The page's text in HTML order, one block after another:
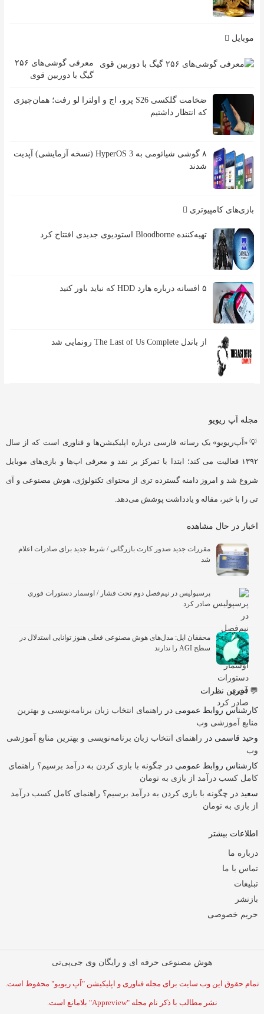
موبایل
معرفی گوشی‌های ۲۵۶
گیگ با دوربین قوی
ضخامت گلکسی S26 پرو، اج و اولترا لو رفت؛ همان‌چیزی
که انتظار داشتیم
۸ گوشی شیائومی به HyperOS 3 (نسخه آزمایشی) آپدیت
شدند
بازی‌های کامپیوتری
تهیه‌کننده Bloodborne استودیوی جدیدی افتتاح کرد
۵ افسانه درباره هارد HDD که نباید باور کنید
از باندل The Last of Us Complete رونمایی شد
مجله اَپ ریویو
💡« اَپ‌ریویو» یک رسانه فارسی درباره اپلیکیشن‌ها و فناوری است که از سال
۱۳۹۲ فعالیت می کند؛ ابتدا با تمرکز بر نقد و معرفی اپ‌ها و بازی‌های موبایل
شروع شد و امروز دامنه گسترده تری از محتوای تکنولوژی، هوش مصنوعی و آی
تی را با خبر، مقاله و یادداشت پوشش می‌دهد.
اخبار در حال مشاهده
مقررات جدید صدور کارت بازرگانی / شرط جدید برای صادرات اعلام
شد
پرسپولیس در نیم‌فصل دوم تحت فشار / اوسمار دستورات فوری
صادر کرد
محققان اپل: مدل‌های هوش مصنوعی فعلی هنوز توانایی استدلال در
سطح AGI را ندارند
💬 آخرین نظرات
کارشناس روابط عمومی در راهنمای انتخاب زبان برنامه‌نویسی و بهترین
منابع آموزشی وب
وحید قاسمی در راهنمای انتخاب زبان برنامه‌نویسی و بهترین منابع آموزشی
وب
کارشناس روابط عمومی در چگونه با بازی کردن به درآمد برسیم؟ راهنمای
کامل کسب درآمد از بازی به تومان
سعید در چگونه با بازی کردن به درآمد برسیم؟ راهنمای کامل کسب درآمد
از بازی به تومان
اطلاعات بیشتر
درباره ما
تماس با ما
تبلیغات
بازنشر
حریم خصوصی
هوش مصنوعی حرفه ای و رایگان وی جی‌پی‌تی
تمام حقوق این وب سایت برای مجله فناوری و اپلیکیشن "اَپ ریویو" محفوظ است.
نشر مطالب با ذکر نام مجله "Appreview" بلامانع است.